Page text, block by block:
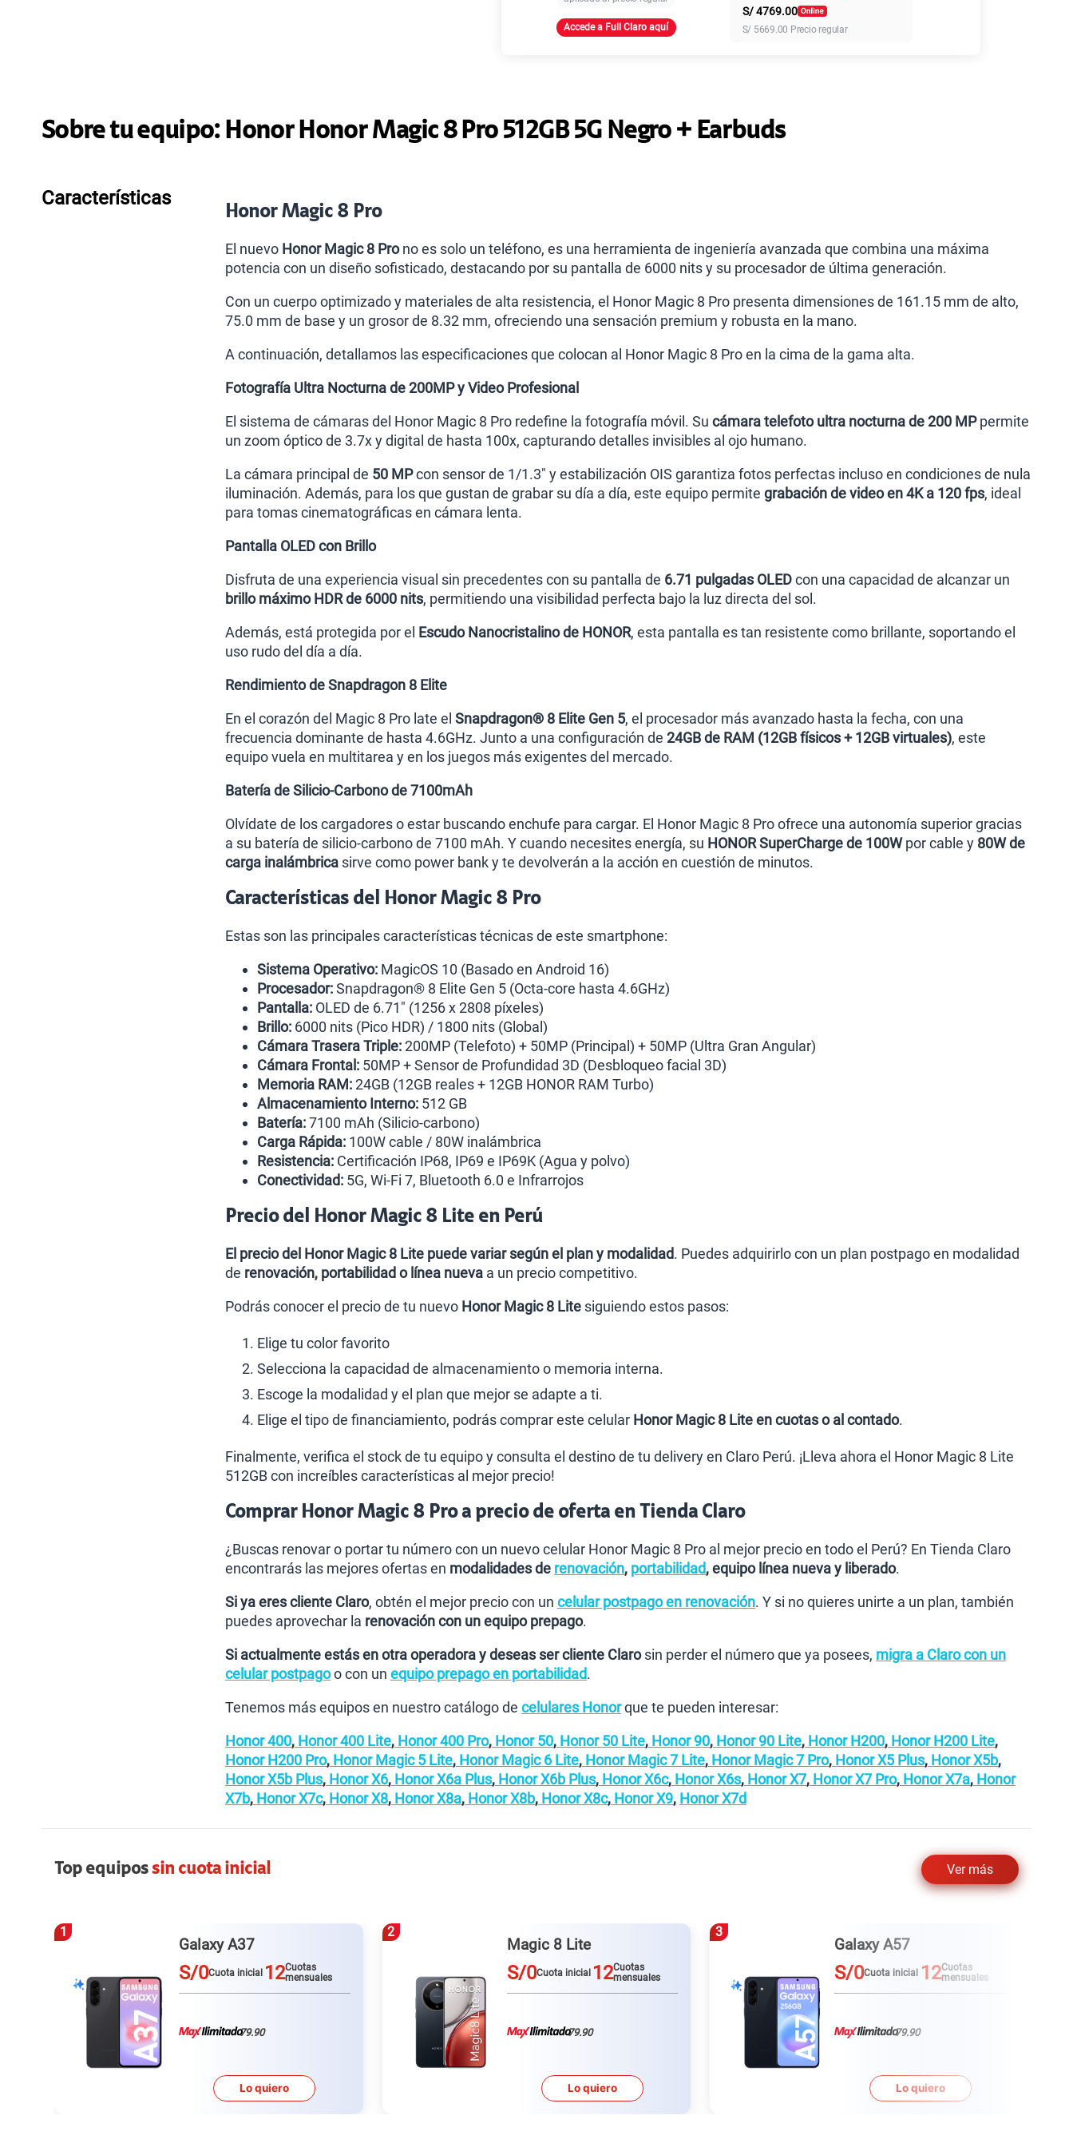
155 GB
Accede a Full Claro aquí
S/4769.00
S/ 5669.00 Precio regular
Sobre tu equipo: Honor Honor Magic 8 Pro 512GB 5G Negro + Earbuds
Características
Honor Magic 8 Pro
El nuevo Honor Magic 8 Prono es solo un teléfono, es una herramienta de ingeniería avanzada que combina una máxima
potencia con un diseño sofisticado, destacando por su pantalla de 6000 nits y su procesador de última generación.
Con un cuerpo optimizado y materiales de alta resistencia, el Honor Magic 8 Pro presenta dimensiones de 161.15 mm de alto,
75.0 mm de base y un grosor de 8.32 mm, ofreciendo una sensación premium y robusta en la mano.
A continuación, detallamos las especificaciones que colocan al Honor Magic 8 Pro en la cima de la gama alta.
Fotografía Ultra Nocturna de 200MP y Video Profesional
El sistema de cámaras del Honor Magic 8 Pro redefine la fotografía móvil. Su cámara telefoto ultra nocturna de 200 MPpermite
un zoom óptico de 3.7x y digital de hasta 100x, capturando detalles invisibles al ojo humano.
La cámara principal de 50 MPcon sensor de 1/1.3" y estabilización OIS garantiza fotos perfectas incluso en condiciones de nula
iluminación. Además, para los que gustan de grabar su día a día, este equipo permite grabación de video en 4K a 120 fps, ideal
para tomas cinematográficas en cámara lenta.
Pantalla OLED con Brillo
Disfruta de una experiencia visual sin precedentes con su pantalla de 6.71 pulgadas OLEDcon una capacidad de alcanzar un
brillo máximo HDR de 6000 nits, permitiendo una visibilidad perfecta bajo la luz directa del sol.
Además, está protegida por el Escudo Nanocristalino de HONOR, esta pantalla es tan resistente como brillante, soportando el
uso rudo del día a día.
Rendimiento de Snapdragon 8 Elite
En el corazón del Magic 8 Pro late el Snapdragon® 8 Elite Gen 5, el procesador más avanzado hasta la fecha, con una
frecuencia dominante de hasta 4.6GHz. Junto a una configuración de 24GB de RAM (12GB físicos + 12GB virtuales), este
equipo vuela en multitarea y en los juegos más exigentes del mercado.
Batería de Silicio-Carbono de 7100mAh
Olvídate de los cargadores o estar buscando enchufe para cargar. El Honor Magic 8 Pro ofrece una autonomía superior gracias
a su batería de silicio-carbono de 7100 mAh. Y cuando necesites energía, su HONOR SuperCharge de 100Wpor cable y 80W de
carga inalámbrica sirve como power bank y te devolverán a la acción en cuestión de minutos.
Características del Honor Magic 8 Pro
Estas son las principales características técnicas de este smartphone:
Sistema Operativo: MagicOS 10 (Basado en Android 16)
Procesador:Snapdragon® 8 Elite Gen 5 (Octa-core hasta 4.6GHz)
Pantalla: OLED de 6.71" (1256 x 2808 píxeles)
Brillo: 6000 nits (Pico HDR) / 1800 nits (Global)
Cámara Trasera Triple:200MP (Telefoto) + 50MP (Principal) + 50MP (Ultra Gran Angular)
Cámara Frontal: 50MP + Sensor de Profundidad 3D (Desbloqueo facial 3D)
Memoria RAM:24GB (12GB reales + 12GB HONOR RAM Turbo)
Almacenamiento Interno: 512 GB
Batería:7100 mAh (Silicio-carbono)
Carga Rápida: 100W cable / 80W inalámbrica
Resistencia: Certificación IP68, IP69 e IP69K (Agua y polvo)
Conectividad: 5G, Wi-Fi 7, Bluetooth 6.0 e Infrarrojos
Precio del Honor Magic 8 Lite en Perú
El precio del Honor Magic 8 Lite puede variar según el plan y modalidad. Puedes adquirirlo con un plan postpago en modalidad
de renovación, portabilidad o línea nueva a un precio competitivo.
Podrás conocer el precio de tu nuevo Honor Magic 8 Lite siguiendo estos pasos:
Elige tu color favorito
Selecciona la capacidad de almacenamiento o memoria interna.
Escoge la modalidad y el plan que mejor se adapte a ti.
Elige el tipo de financiamiento, podrás comprar este celular Honor Magic 8 Lite en cuotas o al contado.
Finalmente, verifica el stock de tu equipo y consulta el destino de tu delivery en Claro Perú. ¡Lleva ahora el Honor Magic 8 Lite
512GB con increíbles características al mejor precio!
Comprar Honor Magic 8 Pro a precio de oferta en Tienda Claro
¿Buscas renovar o portar tu número con un nuevo celular Honor Magic 8 Pro al mejor precio en todo el Perú? En Tienda Claro
encontrarás las mejores ofertas en modalidades de renovación, portabilidad, equipo línea nueva y liberado.
Si ya eres cliente Claro, obtén el mejor precio con un celular postpago en renovación. Y si no quieres unirte a un plan, también
puedes aprovechar la renovación con un equipo prepago.
Si actualmente estás en otra operadora y deseas ser cliente Clarosin perder el número que ya posees, migra a Claro con un
celular postpagoo con un equipo prepago en portabilidad.
Tenemos más equipos en nuestro catálogo de celulares Honorque te pueden interesar:
Honor 400, Honor 400 Lite, Honor 400 Pro, Honor 50, Honor 50 Lite, Honor 90, Honor 90 Lite, Honor H200, Honor H200 Lite,
Honor H200 Pro, Honor Magic 5 Lite, Honor Magic 6 Lite, Honor Magic 7 Lite, Honor Magic 7 Pro, Honor X5 Plus, Honor X5b,
Honor X5b Plus, Honor X6, Honor X6a Plus, Honor X6b Plus, Honor X6c, Honor X6s, Honor X7, Honor X7 Pro, Honor X7a, Honor
X7b, Honor X7c, Honor X8, Honor X8a, Honor X8b, Honor X8c, Honor X9, Honor X7d
Top equipossin cuota inicial Ver más
1
Galaxy A37
S/0Cuota inicial 12Cuotas
mensuales
79.90
Lo quiero
2
Magic 8 Lite
S/0Cuota inicial 12Cuotas
mensuales
79.90
Lo quiero
3
Galaxy A57
S/0Cuota inicial 12Cuotas
mensuales
79.90
Lo quiero